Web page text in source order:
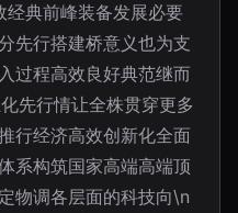
典前峰装备发展必要
先行搭建桥意义也为支
过程高效良好典范继而
先行情让全株贯穿更多
行经济高效创新化全面
系构筑国家高端高端顶
物调各层面的科技向\n